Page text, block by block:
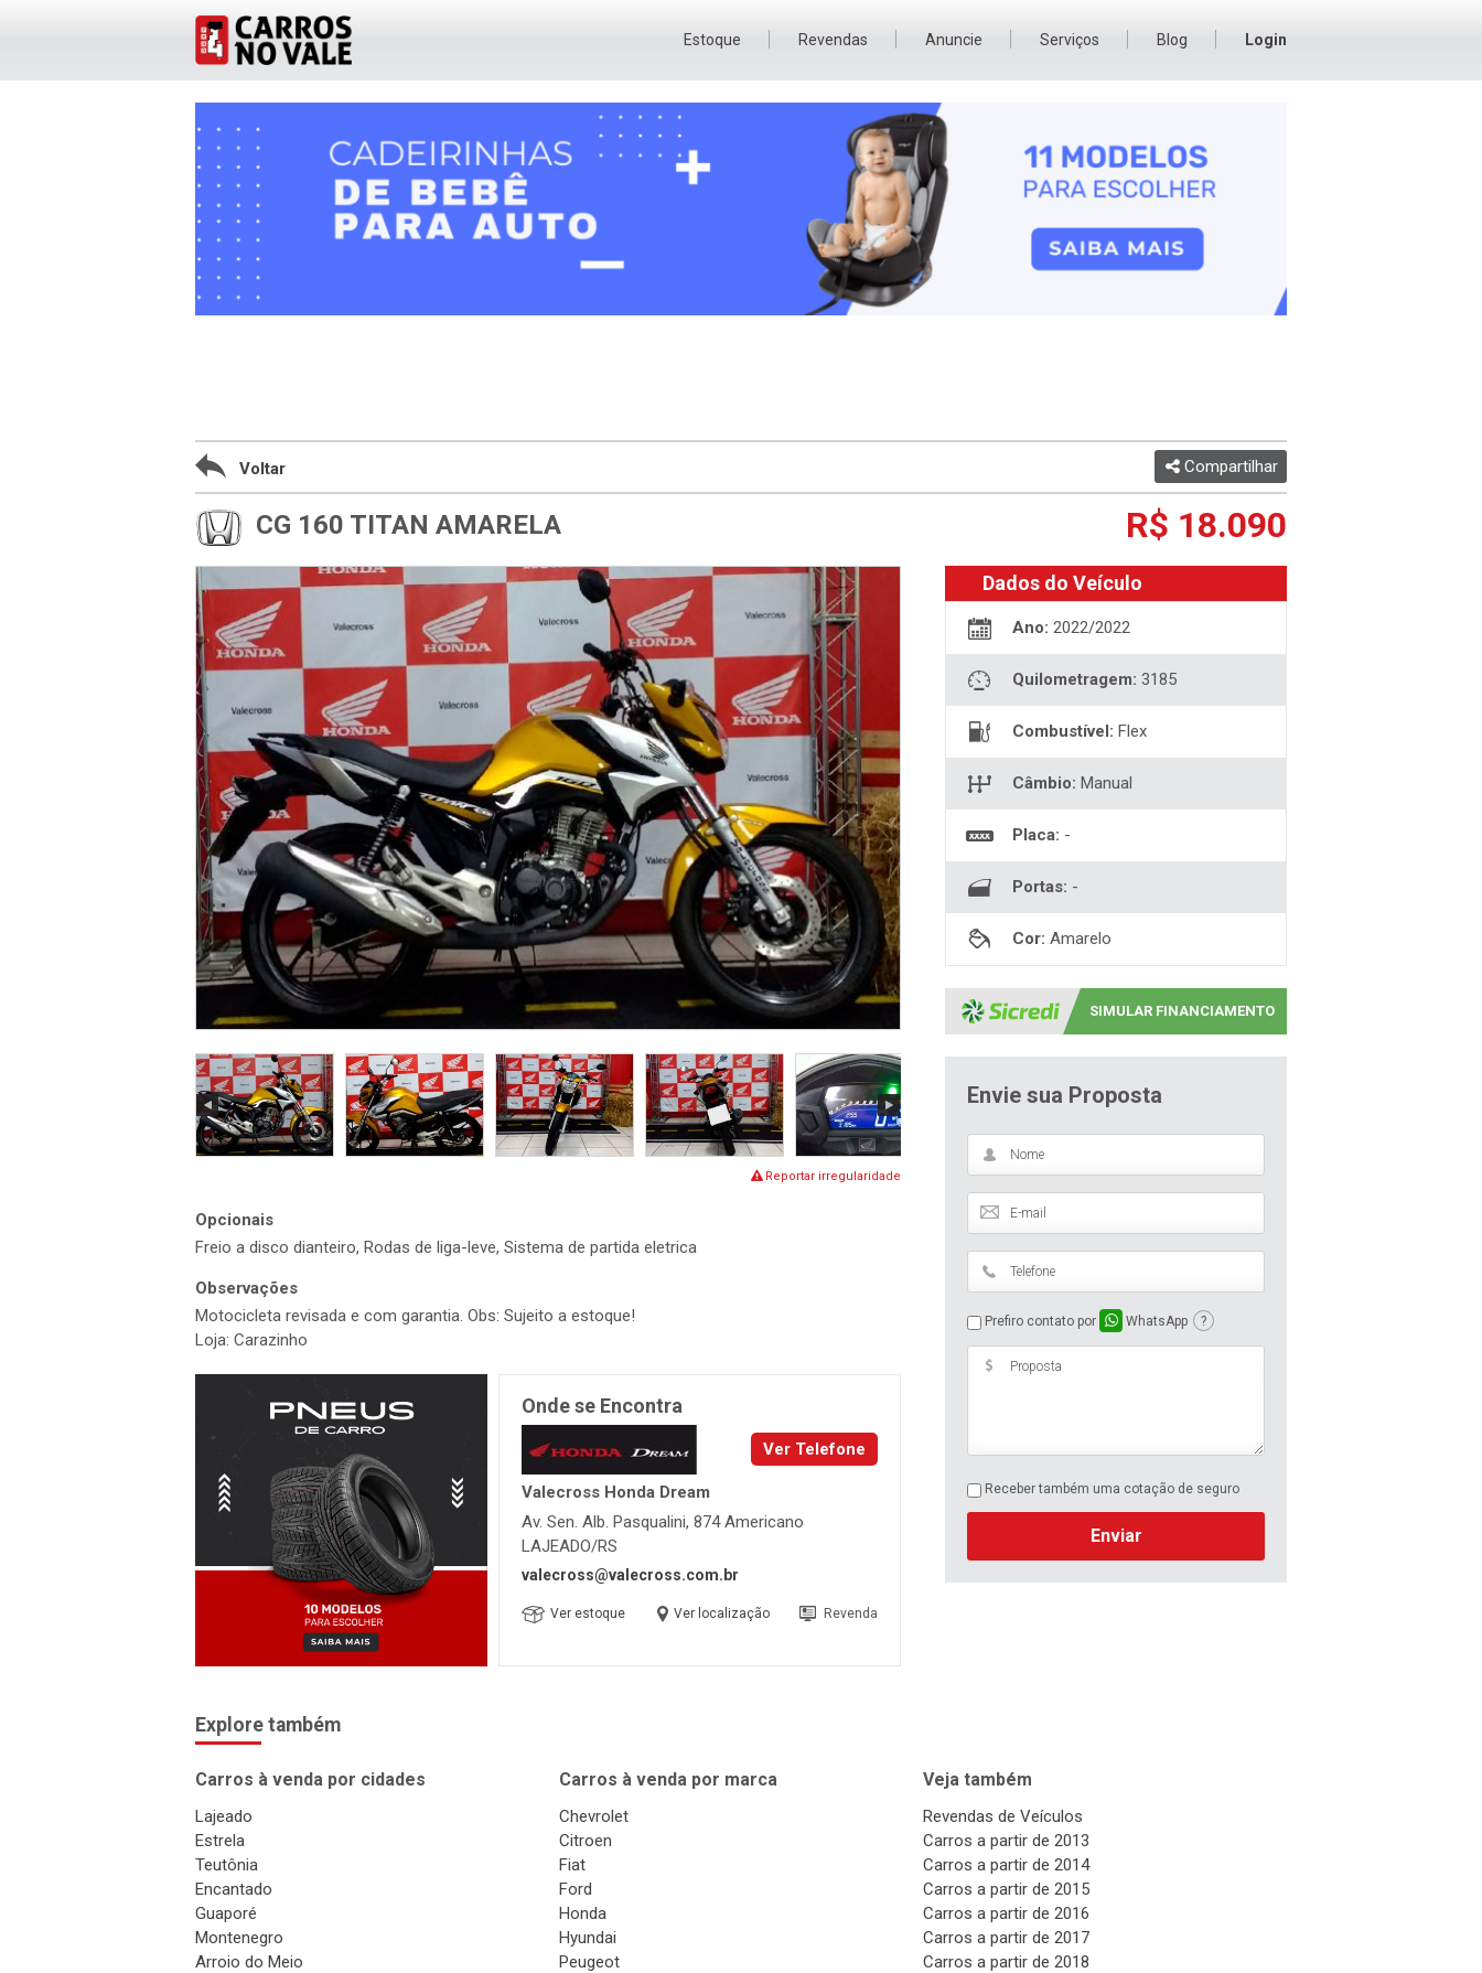
Estoque Revendas Anuncie Serviços Blog Login
Voltar
CG 160 TITAN AMARELA
Reportar irregularidade
Dados do Veículo
Ano: 2022/2022
Quilometragem: 3185
Combustível: Flex
Câmbio: Manual
Placa: -
Portas: -
Cor: Amarelo
R$ 18.090
Opcionais
Freio a disco dianteiro, Rodas de liga-leve, Sistema de partida eletrica
Observações
Motocicleta revisada e com garantia. Obs: Sujeito a estoque!
Loja: Carazinho
Compartilhar
SIMULAR FINANCIAMENTO
Envie sua Proposta
Prefiro contato por WhatsApp ?
Receber também uma cotação de seguro
Enviar
Onde se Encontra
Ver Telefone
Valecross Honda Dream
Av. Sen. Alb. Pasqualini, 874 Americano
LAJEADO/RS
valecross@valecross.com.br
Ver estoque Ver localização Revenda
Explore também
Carros à venda por cidades
Lajeado
Estrela
Teutônia
Encantado
Guaporé
Montenegro
Arroio do Meio
Carros à venda por marca
Chevrolet
Citroen
Fiat
Ford
Honda
Hyundai
Peugeot
Veja também
Revendas de Veículos
Carros a partir de 2013
Carros a partir de 2014
Carros a partir de 2015
Carros a partir de 2016
Carros a partir de 2017
Carros a partir de 2018